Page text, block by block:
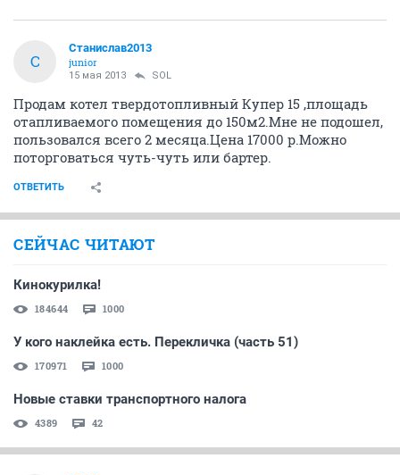
С
Станислав2013
junior
15 мая 2013 SOL
Продам котел твердотопливный Купер 15 ,площадь
отапливаемого помещения до 150м2.Мне не подошел,
пользовался всего 2 месяца.Цена 17000 р.Можно
поторговаться чуть-чуть или бартер.
ОТВЕТИТЬ
СЕЙЧАС ЧИТАЮТ
Кинокурилка!
184644 1000
У кого наклейка есть. Перекличка (часть 51)
170971 1000
Новые ставки транспортного налога
4389 42